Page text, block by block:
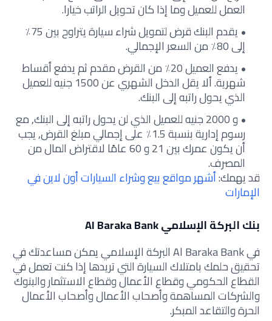
العمل للعميل وما إذا كان تحويل الراتب خيارا.
يقدم البنك قرض لتمويل شراء سيارة يتراوح بين 75٪
إلى 80٪ من السعر الإجمالي.
يدفع العميل 20٪ من القرض مقدم ثم يدفع أقساط
شهرية. ألا يقل الدخل الشهري عن 1500 جنيه للعميل
الذي يحول راتبه إلى البنك.
و 2000 جنيه للعميل الذي لن يحول راتبه إلى البنك, مع
رسوم إدارية بنسبة 1.5٪ على إجمالي مبلغ القرض, يجب
أن يكون عمرك بين 21 و 60 عامًا لاقتراض المال من
المصرف.
قد يهمك:أشهر مواقع بيع وشراء السيارات أون لاين في
الإمارات
بنك البركة الإسلامي Al Baraka Bank
في Al Baraka Bank البركة الإسلامي يمكن مساعدتك في
تحقيق حلمك بامتلاك السيارة التي تريدها إذا كنت تعمل في
القطاع الحكومي وقطاع الأعمال وقطاع الاستثمار والبنوك
والشركات المساهمة وأصحاب الأعمال وأصحاب الأعمال
الحرة والتقاعد المبكر.